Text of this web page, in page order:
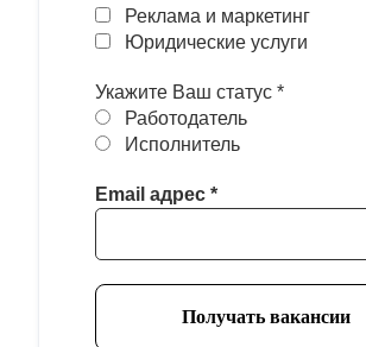
Реклама и маркетинг
Юридические услуги
Укажите Ваш статус *
Работодатель
Исполнитель
Email адрес *